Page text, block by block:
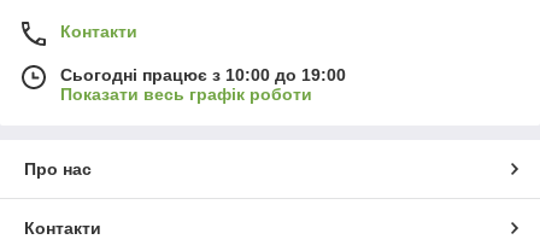
Контакти
Сьогодні працює з 10:00 до 19:00
Показати весь графік роботи
Про нас
Контакти